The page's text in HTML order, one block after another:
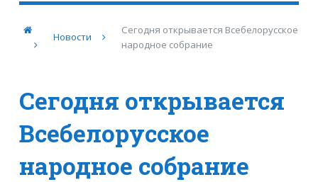
Новости
Сегодня открывается Всебелорусское
народное собрание
Сегодня открывается
Всебелорусское
народное собрание